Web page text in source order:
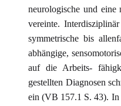
neurologische und eine
vereinte.
symmetrische bis
abhängige,
auf die Arbeits-
gestellten Diagnosen
ein (VB 157.1 S. 43). In